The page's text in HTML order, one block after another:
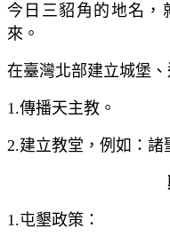
今日三貂角的地名，
來。
在臺灣北部建立城堡、
1.傳播天主教。
2.建立教堂，例如：諸
1.屯墾政策：